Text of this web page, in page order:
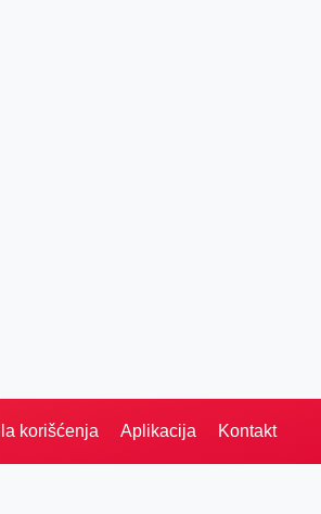
korišćenja Aplikacija Kontakt